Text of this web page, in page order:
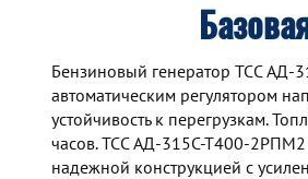
Бензиновый генератор TCC
автоматическим регулятором
устойчивость к перегрузкам.
часов. TCC АД-315С-Т400-
надежной конструкцией с